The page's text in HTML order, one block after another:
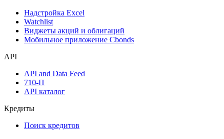
Календарь инвестора
Инструментарий
Надстройка Excel
Мобильное приложение Cbonds
API
API and Data Feed
API каталог